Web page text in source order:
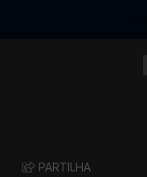
PARTILHA